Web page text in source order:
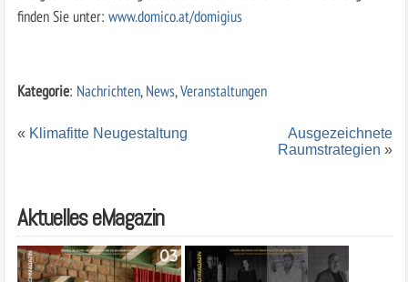
finden Sie unter: www.domico.at/domigius
Kategorie: Nachrichten,News,Veranstaltungen
« Klimafitte Neugestaltung
Ausgezeichnete
Raumstrategien »
Aktuelles eMagazin